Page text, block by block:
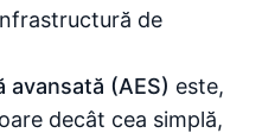
de
avansată (AES) este,
decât cea simplă,